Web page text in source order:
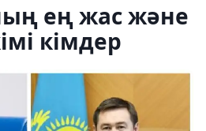
ең жас және
кімдер